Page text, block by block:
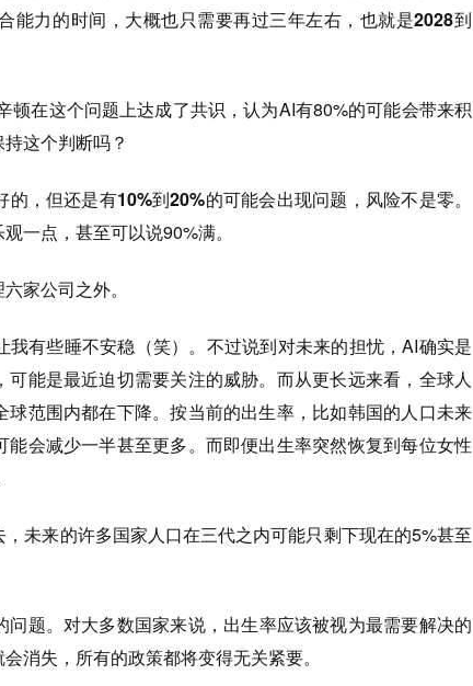
能力的时间，大概也只需要再过三年左右，也就是2028到
顿在这个问题上达成了共识，认为AI有80%的可能会带来积
这个判断吗？
的，但还是有10%到20%的可能会出现问题，风险不是零。
一点，甚至可以说90%满。
家公司之外。
有些睡不安稳（笑）。不过说到对未来的担忧，AI确实是
能是最近迫切需要关注的威胁。而从更长远来看，全球人
范围内都在下降。按当前的出生率，比如韩国的人口未来
会减少一半甚至更多。而即便出生率突然恢复到每位女性
未来的许多国家人口在三代之内可能只剩下现在的5%甚至
题。对大多数国家来说，出生率应该被视为最需要解决的
消失，所有的政策都将变得无关紧要。